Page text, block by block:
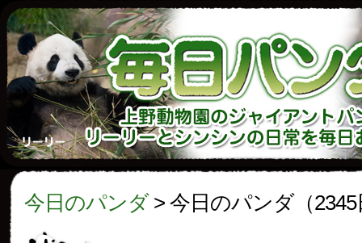
今日のパンダ> 今日のパンダ（2345